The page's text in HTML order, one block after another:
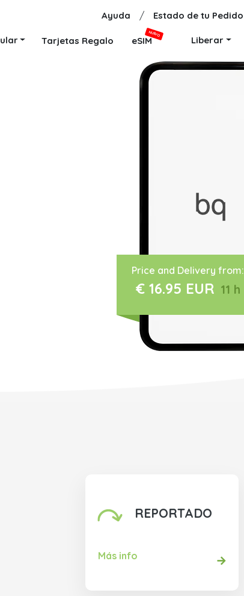
Ayuda / Estado de tu Pedido
Tarjetas Regalo eSIM
NUEVO
Liberar
Price and Delivery from:
€ 16.95 EUR 11 h
REPORTADO
Más info